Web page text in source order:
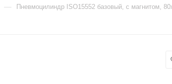
— Пневмоцилиндр ISO15552 базовый, с магнитом,